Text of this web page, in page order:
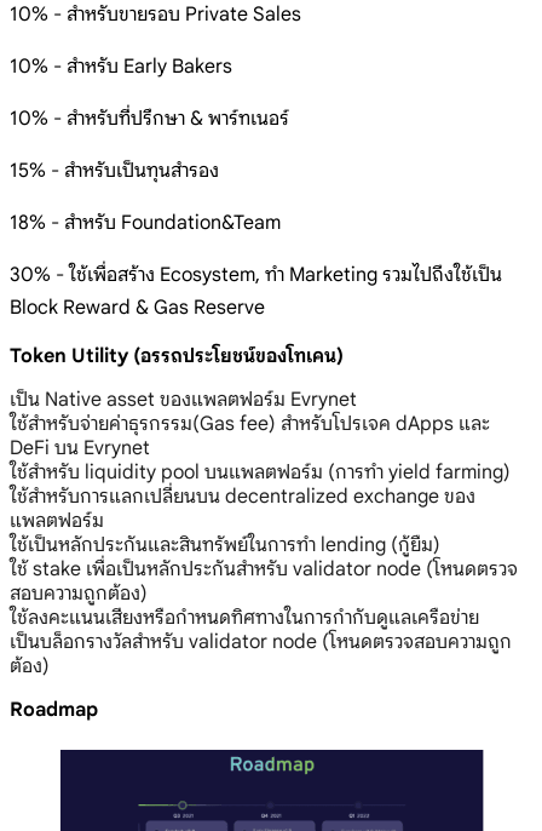
10% - สำหรับขายรอบ Private Sales
10% - สำหรับ Early Bakers
10% - สำหรับที่ปรึกษา & พาร์ทเนอร์
15% - สำหรับเป็นทุนสำรอง
18% - สำหรับ Foundation&Team
30% - ใช้เพื่อสร้าง Ecosystem, ทำ Marketing รวมไปถึงใช้เป็น
Block Reward & Gas Reserve
Token Utility (อรรถประโยชน์ของโทเคน)
เป็น Native asset ของแพลตฟอร์ม Evrynet
ใช้สำหรับจ่ายค่าธุรกรรม(Gas fee) สำหรับโปรเจค dApps และ
DeFi บน Evrynet
ใช้สำหรับ liquidity pool บนแพลตฟอร์ม (การทำ yield farming)
ใช้สำหรับการแลกเปลี่ยนบน decentralized exchange ของ
แพลตฟอร์ม
ใช้เป็นหลักประกันและสินทรัพย์ในการทำ lending (กู้ยืม)
ใช้ stake เพื่อเป็นหลักประกันสำหรับ validator node (โหนดตรวจ
สอบความถูกต้อง)
ใช้ลงคะแนนเสียงหรือกำหนดทิศทางในการกำกับดูแลเครือข่าย
เป็นบล็อกรางวัลสำหรับ validator node (โหนดตรวจสอบความถูก
ต้อง)
Roadmap